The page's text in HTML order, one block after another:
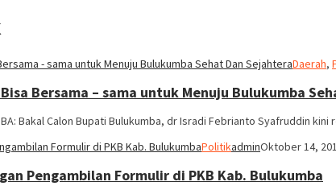
Daerah,
Bersama – sama untuk Menuju Bulukumba
Bakal Calon Bupati Bulukumba, dr Isradi Febrianto Syafruddin
PolitikadminOktober 14,
Pengambilan Formulir di PKB Kab. Bulukumba